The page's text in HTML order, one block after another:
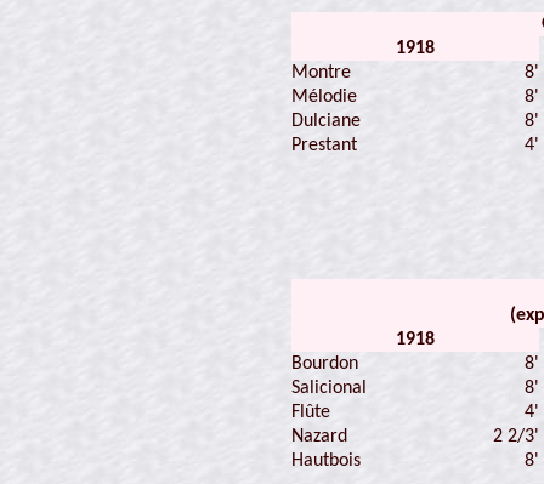
1918
Montre
8'
Mélodie
8'
Dulciane
8'
Prestant
4'
1918
Bourdon
8'
Salicional
8'
Flûte
4'
Nazard
2 2/3'
Hautbois
8'